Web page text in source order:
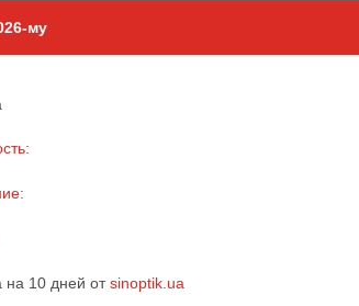
му
на 10 дней отsinoptik.ua